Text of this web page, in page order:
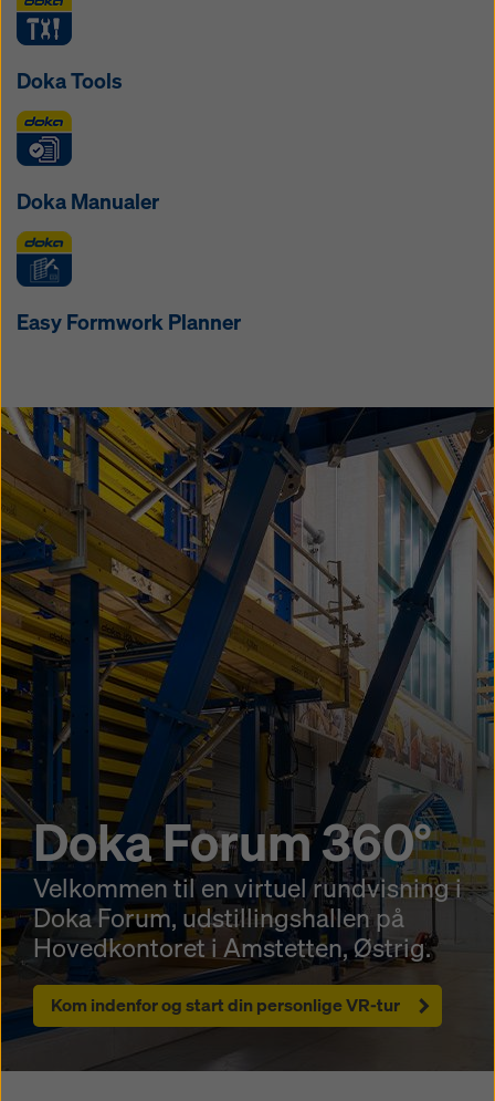
Doka Tools
Doka Manualer
Easy Formwork Planner
Doka Forum 360°
Velkommen til en virtuel rundvisning i
Doka Forum, udstillingshallen på
Hovedkontoret i Amstetten, Østrig.
Kom indenfor og start din personlige VR-tur